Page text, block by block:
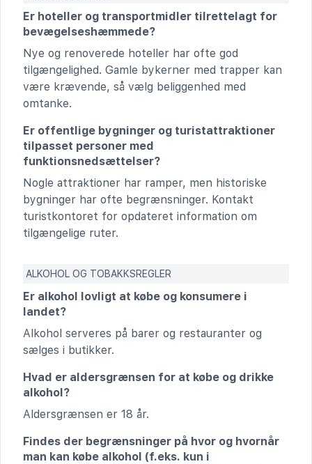
Er hoteller og transportmidler tilrettelagt for
bevægelseshæmmede?
Nye og renoverede hoteller har ofte god
tilgængelighed. Gamle bykerner med trapper kan
være krævende, så vælg beliggenhed med
omtanke.
Er offentlige bygninger og turistattraktioner
tilpasset personer med
funktionsnedsættelser?
Nogle attraktioner har ramper, men historiske
bygninger har ofte begrænsninger. Kontakt
turistkontoret for opdateret information om
tilgængelige ruter.
ALKOHOL OG TOBAKKSREGLER
Er alkohol lovligt at købe og konsumere i
landet?
Alkohol serveres på barer og restauranter og
sælges i butikker.
Hvad er aldersgrænsen for at købe og drikke
alkohol?
Aldersgrænsen er 18 år.
Findes der begrænsninger på hvor og hvornår
man kan købe alkohol (f.eks. kun i